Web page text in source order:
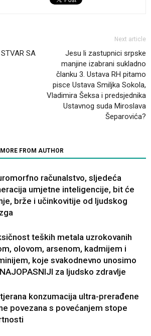
SA
Next article
Jesu li zastupnici srpske
manjine izabrani sukladno
članku 3. Ustava RH pitamo
pisce Ustava Smiljka Sokola,
Vladimira Šeksa i predsjednika
Ustavnog suda Miroslava
Šeparovića?
MORE FROM AUTHOR
računalstvo, sljedeća
umjetne inteligencije, bit će
brže i učinkovitije od ljudskog
teških metala uzrokovanih
olovom, arsenom, kadmijem i
koje svakodnevno unosimo
za ljudsko zdravlje
konzumacija ultra-prerađene
povezana s povećanjem stope